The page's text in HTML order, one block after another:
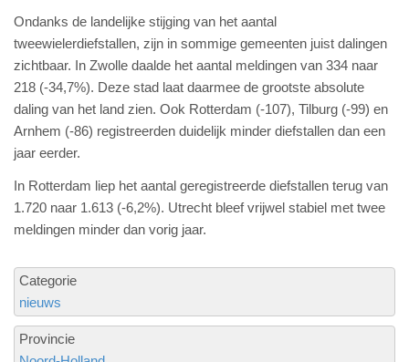
Ondanks de landelijke stijging van het aantal
tweewielerdiefstallen, zijn in sommige gemeenten juist dalingen
zichtbaar. In Zwolle daalde het aantal meldingen van 334 naar
218 (-34,7%). Deze stad laat daarmee de grootste absolute
daling van het land zien. Ook Rotterdam (-107), Tilburg (-99) en
Arnhem (-86) registreerden duidelijk minder diefstallen dan een
jaar eerder.
In Rotterdam liep het aantal geregistreerde diefstallen terug van
1.720 naar 1.613 (-6,2%). Utrecht bleef vrijwel stabiel met twee
meldingen minder dan vorig jaar.
Categorie
nieuws
Provincie